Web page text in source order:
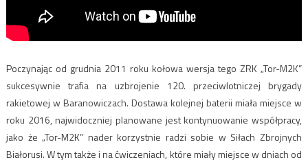
Poczynając od grudnia 2011 roku kołowa wersja tego ZRK „Tor-M2K”
sukcesywnie trafia na uzbrojenie 120. przeciwlotniczej brygady
rakietowej w Baranowiczach. Dostawa kolejnej baterii miała miejsce w
roku 2016, najwidoczniej planowane jest kontynuowanie współpracy,
jako że „Tor-M2K” nader korzystnie radzi sobie w Siłach Zbrojnych
Białorusi. W tym także i na ćwiczeniach, które miały miejsce w dniach od